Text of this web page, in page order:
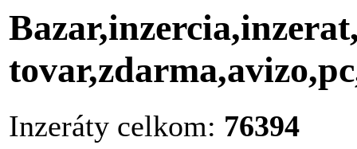
Inzeráty celkom: 76394